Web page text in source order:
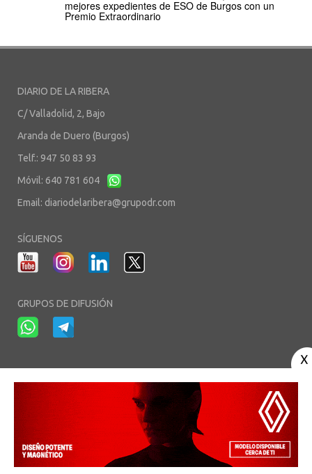
mejores expedientes de ESO de Burgos con un
Premio Extraordinario
DIARIO DE LA RIBERA
C/ Valladolid, 2, Bajo
Aranda de Duero (Burgos)
Telf.: 947 50 83 93
Móvil: 640 781 604
Email: diariodelaribera@grupodr.com
SÍGUENOS
GRUPOS DE DIFUSIÓN
Aviso Legal - Política de Privacidad -Política de Cookies Área privada
© Copyright 2003 - 2026. diariodelaribera.net ®. Desarrollo porMultimedia